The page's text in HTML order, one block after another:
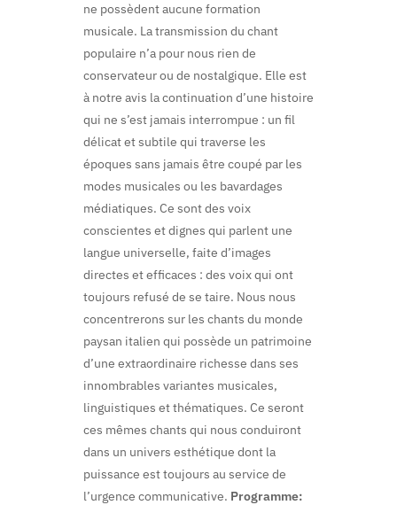
ne possèdent aucune formation
musicale. La transmission du chant
populaire n’a pour nous rien de
conservateur ou de nostalgique. Elle est
à notre avis la continuation d’une histoire
qui ne s’est jamais interrompue : un fil
délicat et subtile qui traverse les
époques sans jamais être coupé par les
modes musicales ou les bavardages
médiatiques. Ce sont des voix
conscientes et dignes qui parlent une
langue universelle, faite d’images
directes et efficaces : des voix qui ont
toujours refusé de se taire. Nous nous
concentrerons sur les chants du monde
paysan italien qui possède un patrimoine
d’une extraordinaire richesse dans ses
innombrables variantes musicales,
linguistiques et thématiques. Ce seront
ces mêmes chants qui nous conduiront
dans un univers esthétique dont la
puissance est toujours au service de
l’urgence communicative. Programme: